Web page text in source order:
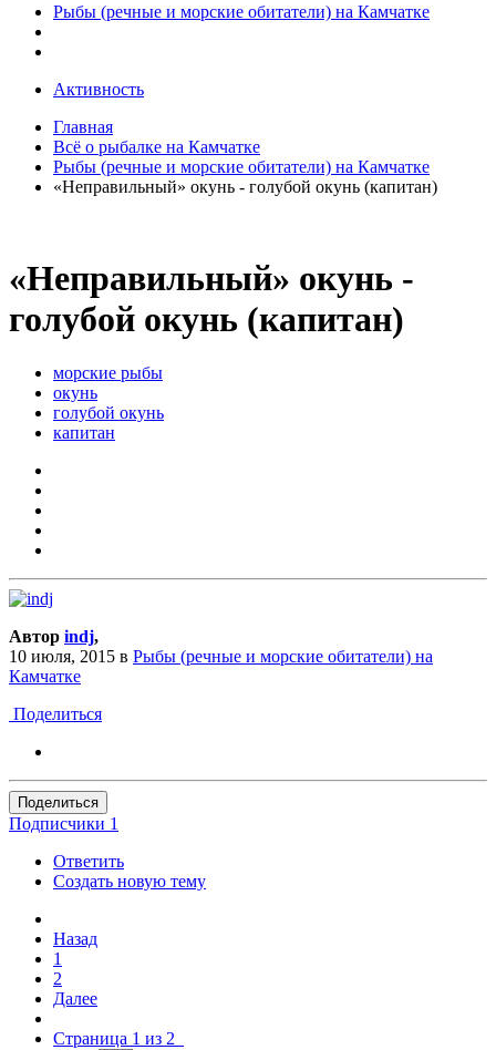
Рыбы (речные и морские обитатели) на Камчатке
Активность
Главная
Всё о рыбалке на Камчатке
Рыбы (речные и морские обитатели) на Камчатке
«Неправильный» окунь - голубой окунь (капитан)
«Неправильный» окунь -
голубой окунь (капитан)
морские рыбы
окунь
голубой окунь
капитан
Автор indj,
10 июля, 2015 в Рыбы (речные и морские обитатели) на
Камчатке
Поделиться
Поделиться
Подписчики 1
Ответить
Создать новую тему
Назад
1
2
Далее
Страница 1 из 2